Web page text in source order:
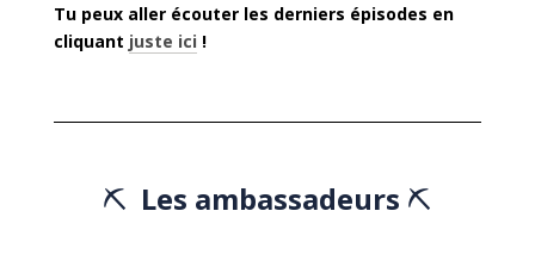
Tu peux aller écouter les derniers épisodes en
cliquant juste ici !
⛏ Les ambassadeurs ⛏